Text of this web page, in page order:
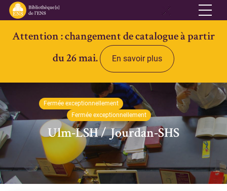
Réseau
Qui sommes-nous
Informations pratiques
Contacts
Accès ouvert
Bibliothèques
Bibliothèque des Lettres et Sciences humaines et sociales Ulm-
Jourdan
Attention : changement de catalogue à partir
du 26 mai.
En savoir plus
Fermée exceptionnellement
Fermée exceptionnellement
Ulm-LSH / Jourdan-SHS